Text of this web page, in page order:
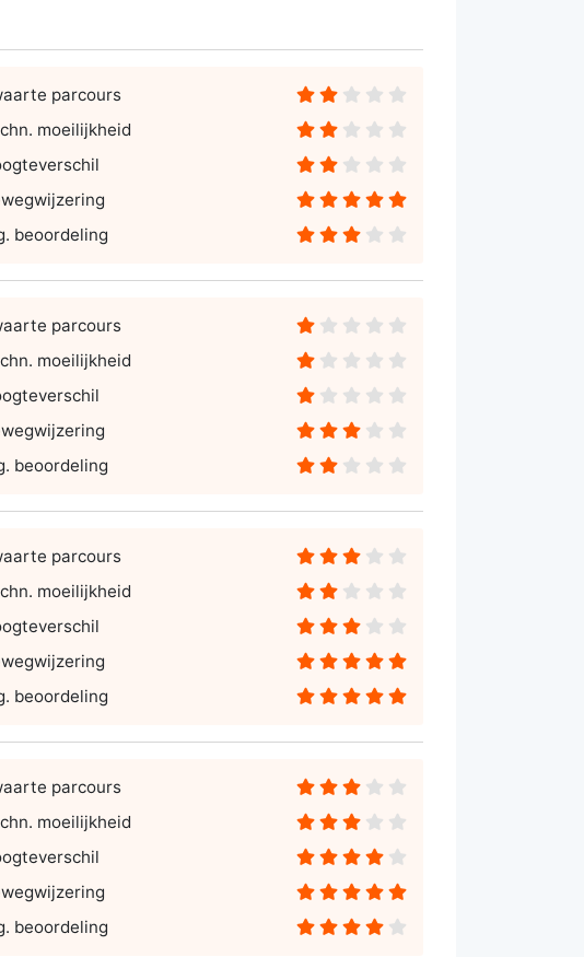
parcours
moeilijkheid
beoordeling
parcours
moeilijkheid
beoordeling
parcours
moeilijkheid
beoordeling
parcours
moeilijkheid
beoordeling